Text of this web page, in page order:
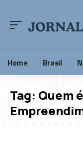
Home Brasil
Tag: Quem